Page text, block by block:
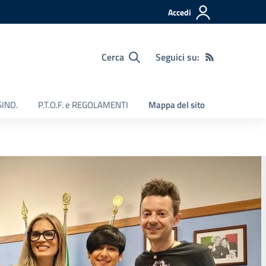
Accedi
Cerca Seguici su:
P.T.O.F. e REGOLAMENTI Mappa del sito